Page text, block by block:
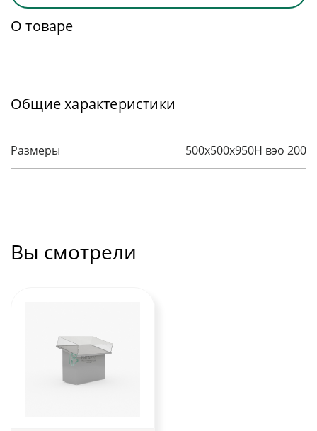
О товаре
Общие характеристики
Размеры 500x500x950H вэо 200
Вы смотрели